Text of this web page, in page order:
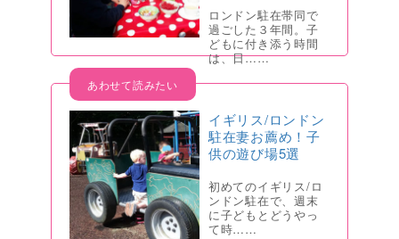
ロンドン駐在帯同で
過ごした３年間。子
どもに付き添う時間
は、日……
イギリス/ロンドン
駐在妻お薦め！子
供の遊び場5選
初めてのイギリス/ロ
ンドン駐在で、週末
に子どもとどうやっ
て時……